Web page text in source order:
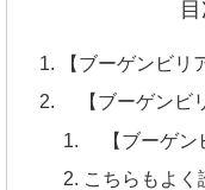
【ブーゲンビ
【ブーゲンビ
【ブーゲン
こちらもよく